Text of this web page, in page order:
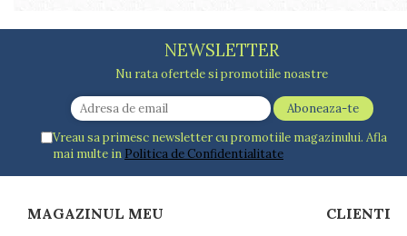
Suporturi pahare, cesti, cani
Ustensile cofetarie si patiserie
Ramekin
Tavi si forme prajituri
Aparate prajituri
Forme briose
NEWSLETTER
Nu rata ofertele si promotiile noastre
Vreau sa primesc newsletter cu promotiile magazinului. Afla
mai multe in Politica de Confidentialitate
MAGAZINUL MEU CLIENTI